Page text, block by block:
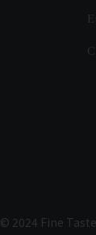
© 2024 Fine